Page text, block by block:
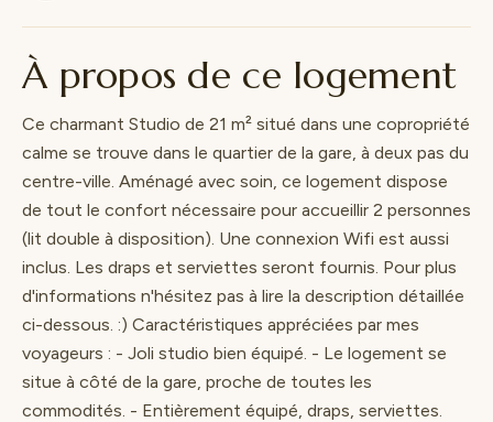
À propos de ce logement
Ce charmant Studio de 21 m² situé dans une copropriété
calme se trouve dans le quartier de la gare, à deux pas du
centre-ville. Aménagé avec soin, ce logement dispose
de tout le confort nécessaire pour accueillir 2 personnes
(lit double à disposition). Une connexion Wifi est aussi
inclus. Les draps et serviettes seront fournis. Pour plus
d'informations n'hésitez pas à lire la description détaillée
ci-dessous. :) Caractéristiques appréciées par mes
voyageurs : - Joli studio bien équipé. - Le logement se
situe à côté de la gare, proche de toutes les
commodités. - Entièrement équipé, draps, serviettes.